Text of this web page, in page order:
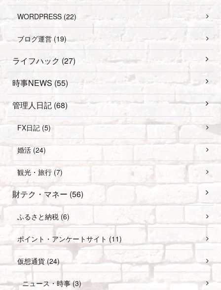
WORDPRESS (22)
ブログ運営 (19)
ライフハック (27)
時事NEWS (55)
管理人日記 (68)
FX日記 (5)
婚活 (24)
観光・旅行 (7)
財テク・マネー (56)
ふるさと納税 (6)
ポイント・アンケートサイト (11)
仮想通貨 (24)
ニュース・時事 (3)